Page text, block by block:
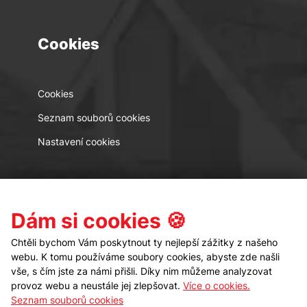
Cookies
Cookies
Seznam souborů cookies
Nastavení cookies
Kontakt Sledujte nás
Dám si cookies 🍪
Chtěli bychom Vám poskytnout ty nejlepší zážitky z našeho
webu. K tomu používáme soubory cookies, abyste zde našli
vše, s čím jste za námi přišli. Díky nim můžeme analyzovat
provoz webu a neustále jej zlepšovat. Více o cookies.
Seznam souborů cookies